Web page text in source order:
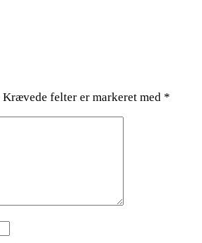
Krævede felter er markeret med *